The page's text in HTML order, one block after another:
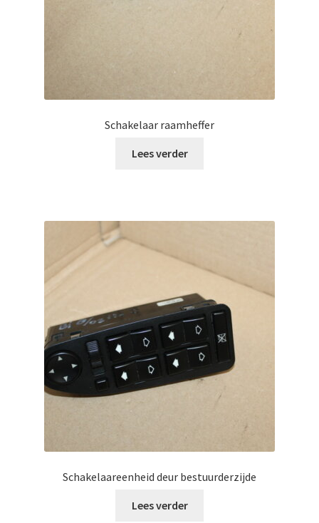
Schakelaar raamheffer
Lees verder
Schakelaareenheid deur bestuurderzijde
Lees verder